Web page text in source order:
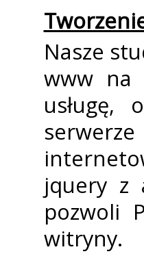
Nasze
www na
usługę,
jquery z
pozwoli
witryny.